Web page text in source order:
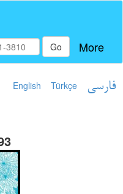
Go More
English Türkçe فارسی